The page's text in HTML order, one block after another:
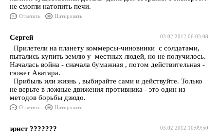
не смогли натопить печи.
Ответить Цитировать
03.02.2012 06:03:08
Сергей
Прилетели на планету коммерсы-чиновники с солдатами,
пытались купить землю у местных людей, но не получилось.
Началась война - сначала бумажная , потом действительная -
сюжет Аватара.
Прибыль или жизнь , выбирайте сами и действуйте. Только
не верьте в ложные движения противника - это один из
методов борьбы дзюдо.
Ответить Цитировать
03.02.2012 10:09:50
эрнст ???????